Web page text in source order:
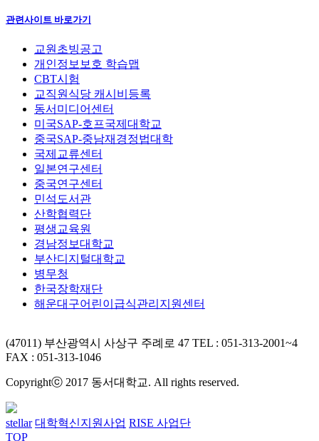
관련사이트 바로가기
교원초빙공고
개인정보보호 학습맵
CBT시험
교직원식당 캐시비등록
동서미디어센터
미국SAP-호프국제대학교
중국SAP-중남재경정법대학
국제교류센터
일본연구센터
중국연구센터
민석도서관
산학협력단
평생교육원
경남정보대학교
부산디지털대학교
병무청
한국장학재단
해운대구어린이급식관리지원센터
(47011) 부산광역시 사상구 주례로 47 TEL : 051-313-2001~4
FAX : 051-313-1046
Copyrightⓒ 2017 동서대학교. All rights reserved.
stellar 대학혁신지원사업 RISE 사업단
TOP